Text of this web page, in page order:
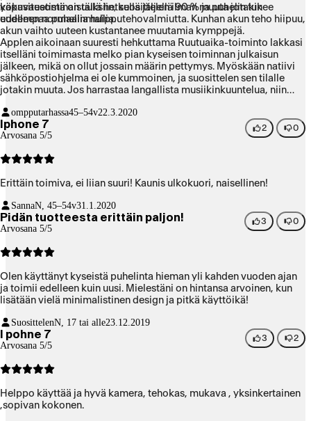
yökuvausominaisuuksiin, suosittelen ilman muuta jotakin
uudempaa puhelinmallia.
kapasiteetistä on tällä hetkellä jäljellä 90 % ja puhelin tukee
edelleen normaalia huipputehovalmiutta. Kunhan akun teho hiipuu,
akun vaihto uuteen kustantanee muutamia kymppejä.
Applen aikoinaan suuresti hehkuttama Ruutuaika-toiminto lakkasi
itselläni toimimasta melko pian kyseisen toiminnan julkaisun
jälkeen, mikä on ollut jossain määrin pettymys. Myöskään natiivi
sähköpostiohjelma ei ole kummoinen, ja suosittelen sen tilalle
jotakin muuta. Jos harrastaa langallista musiikinkuuntelua, niin
puhelinta ei voi samanaikaisesti ladata.
ompputarhassa45–54v22.3.2020
Iphone 7
Arvosana 5/5
2 0
Erittäin toimiva, ei liian suuri! Kaunis ulkokuori, naisellinen!
SannaN, 45–54v31.1.2020
Pidän tuotteesta erittäin paljon!
Arvosana 5/5
3 0
Olen käyttänyt kyseistä puhelinta hieman yli kahden vuoden ajan
ja toimii edelleen kuin uusi. Mielestäni on hintansa arvoinen, kun
lisätään vielä minimalistinen design ja pitkä käyttöikä!
SuosittelenN, 17 tai alle23.12.2019
I pohne 7
Arvosana 5/5
3 2
Helppo käyttää ja hyvä kamera, tehokas, mukava , yksinkertainen
,sopivan kokonen.